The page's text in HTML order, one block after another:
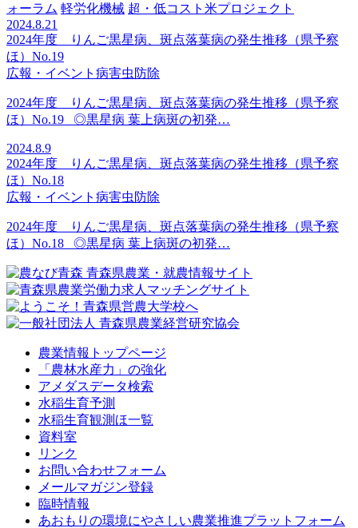
ォーラム 軽労化機械 超・低コスト米プロジェクト
2024.8.21
2024年度 りんご黒星病、斑点落葉病の発生推移（県予察
ほ）No.19
広報・イベント 病害虫防除
2024年度 りんご黒星病、斑点落葉病の発生推移（県予察
ほ）No.19 ◎黒星病 葉上病斑の初発…
2024.8.9
2024年度 りんご黒星病、斑点落葉病の発生推移（県予察
ほ）No.18
広報・イベント 病害虫防除
2024年度 りんご黒星病、斑点落葉病の発生推移（県予察
ほ）No.18 ◎黒星病 葉上病斑の初発…
農業情報トップページ
「農林水産力」の強化
アメダスデータ検索
水稲生育予測
水稲生育観測ほ一覧
資料室
リンク
お問い合わせフォーム
メールマガジン登録
臨時情報
あおもりの環境にやさしい農業推進プラットフォーム